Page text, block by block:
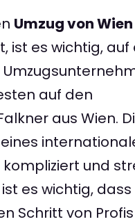
Umzug von
ist es wichtig, auf
auf den
aus Wien.
und
es wichtig,
Schritt von Profis